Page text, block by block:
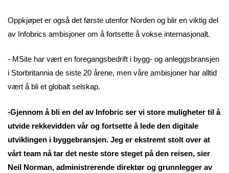
Oppkjøpet er også det første utenfor Norden og blir en viktig del
av Infobrics ambisjoner om å fortsette å vokse internasjonalt.
- MSite har vært en foregangsbedrift i bygg- og anleggsbransjen
i Storbritannia de siste 20 årene, men våre ambisjoner har alltid
vært å bli et globalt selskap.
-Gjennom å bli en del av Infobric ser vi store muligheter til å
utvide rekkevidden vår og fortsette å lede den digitale
utviklingen i byggebransjen. Jeg er ekstremt stolt over at
vårt team nå tar det neste store steget på den reisen, sier
Neil Norman, administrerende direktør og grunnlegger av